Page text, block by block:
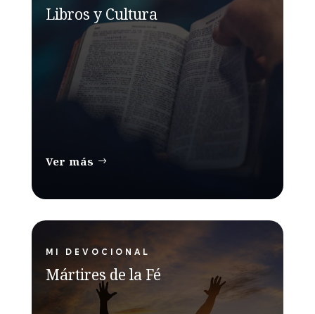
Libros y Cultura
Ver más
MI DEVOCIONAL
Mártires de la Fé